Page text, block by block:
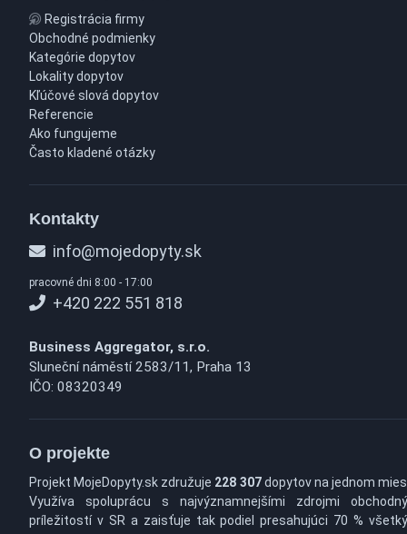
Registrácia firmy
Obchodné podmienky
Kategórie dopytov
Lokality dopytov
Kľúčové slová dopytov
Referencie
Ako fungujeme
Často kladené otázky
Kontakty
info@mojedopyty.sk
pracovné dni 8:00 - 17:00
+420 222 551 818
Business Aggregator, s.r.o.
Sluneční náměstí 2583/11, Praha 13
IČO: 08320349
O projekte
Projekt MojeDopyty.sk združuje 228 307dopytov na jednom
Využíva spoluprácu s najvýznamnejšími zdrojmi
príležitostí v SR a zaisťuje tak podiel presahujúci 70 %